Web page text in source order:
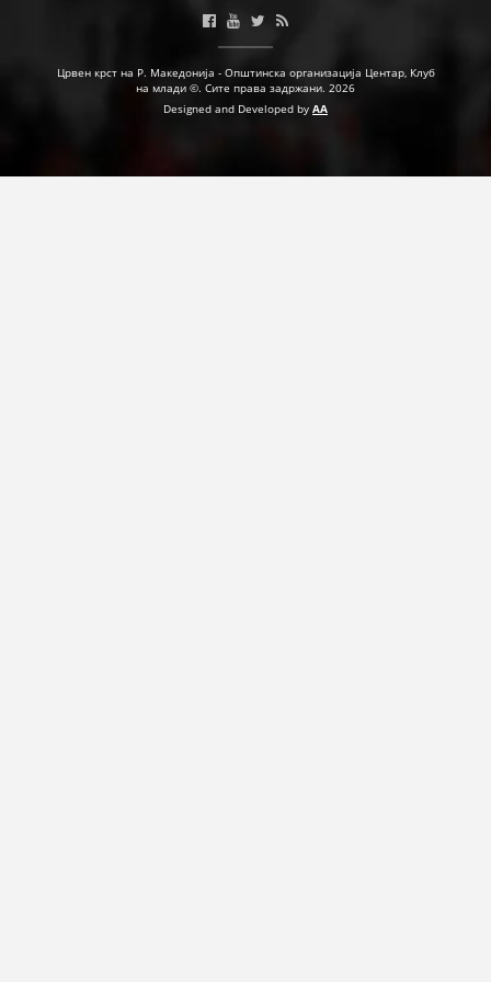
Црвен крст на Р. Македонија - Општинска организација Центар, Клуб
на млади ©. Сите права задржани. 2026
Designed and Developed by AA